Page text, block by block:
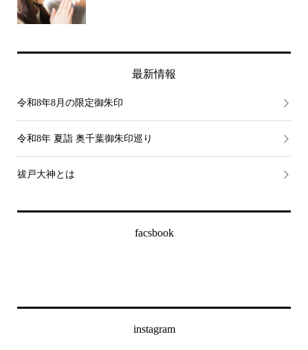
最新情報
令和8年8月の限定御朱印
令和8年 夏詣 奥千葉御朱印巡り
祓戸大神とは
facsbook
instagram